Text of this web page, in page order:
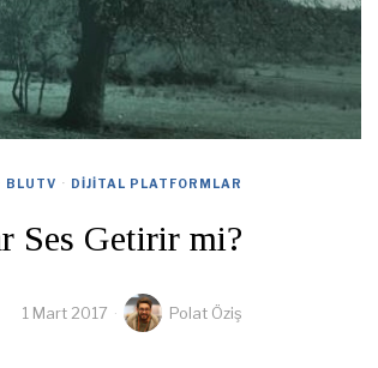
BLUTV · DIJITAL PLATFORMLAR
Ses Getirir mi?
1 Mart 2017 Polat Öziş